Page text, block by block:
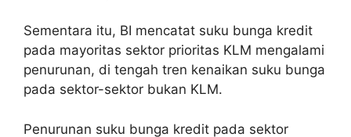
Sementara itu, BI mencatat suku bunga kredit
pada mayoritas sektor prioritas KLM mengalami
penurunan, di tengah tren kenaikan suku bunga
pada sektor-sektor bukan KLM.
Penurunan suku bunga kredit pada sektor